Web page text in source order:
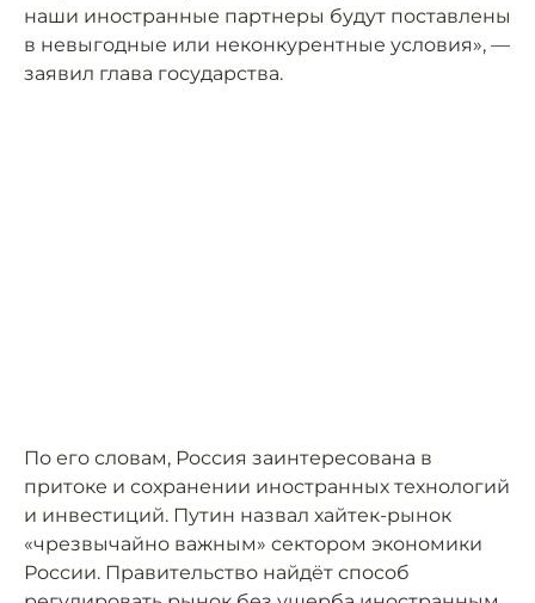
наши иностранные партнеры будут поставлены
в невыгодные или неконкурентные условия», —
заявил глава государства.
По его словам, Россия заинтересована в
притоке и сохранении иностранных технологий
и инвестиций. Путин назвал хайтек-рынок
«чрезвычайно важным» сектором экономики
России. Правительство найдёт способ